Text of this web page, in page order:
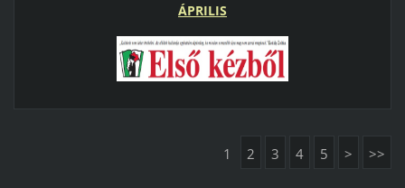
ÁPRILIS
1 2 3 4 5 > >>